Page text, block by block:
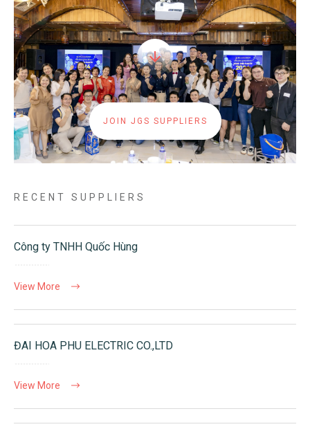
JOIN JGS SUPPLIERS
RECENT SUPPLIERS
Công ty TNHH Quốc Hùng
View More
ĐAI HOA PHU ELECTRIC CO.,LTD
View More